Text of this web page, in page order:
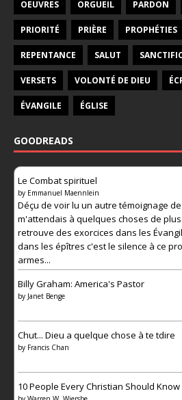
OEUVRES ORGUEIL PARDON
PRIORITÉ PRIÈRE PROPHÉTIES
REPENTANCE SALUT
VERSETS VOLONTÉ DE DIEU
ÉVANGILE ÉGLISE
GOODREADS
Le Combat spirituel
by Emmanuel Maennlein
Déçu de voir lu un autre témoignage de
m'attendais à quelques choses de
retrouve des exorcices dans les
dans les épîtres c'est le silence à ce
armes...
Billy Graham: America's Pastor
by Janet Benge
Chut... Dieu a quelque chose à te tdire
by Francis Chan
10 People Every Christian Should Know